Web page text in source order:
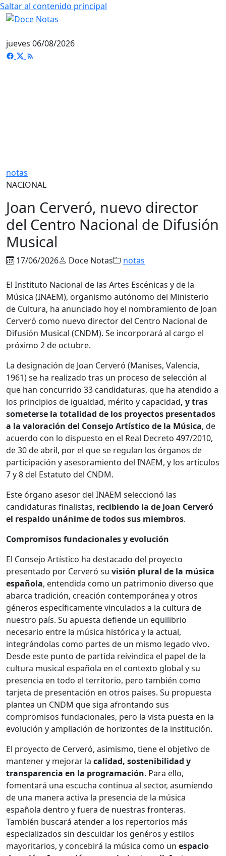
Saltar al contenido principal
jueves 06/08/2026
notas
NACIONAL
Joan Cerveró, nuevo director
del Centro Nacional de Difusión
Musical
17/06/2026 Doce Notas notas
El Instituto Nacional de las Artes Escénicas y de la
Música (INAEM), organismo autónomo del Ministerio
de Cultura, ha anunciado hoy el nombramiento de Joan
Cerveró como nuevo director del Centro Nacional de
Difusión Musical (CNDM). Se incorporará al cargo el
próximo 2 de octubre.
La designación de Joan Cerveró (Manises, Valencia,
1961) se ha realizado tras un proceso de selección al
que han concurrido 33 candidaturas, que ha atendido a
los principios de igualdad, mérito y capacidad, y tras
someterse la totalidad de los proyectos presentados
a la valoración del Consejo Artístico de la Música, de
acuerdo con lo dispuesto en el Real Decreto 497/2010,
de 30 de abril, por el que se regulan los órganos de
participación y asesoramiento del INAEM, y los artículos
7 y 8 del Estatuto del CNDM.
Este órgano asesor del INAEM seleccionó las
candidaturas finalistas, recibiendo la de Joan Cerveró
el respaldo unánime de todos sus miembros.
Compromisos fundacionales y evolución
El Consejo Artístico ha destacado del proyecto
presentado por Cerveró su visión plural de la música
española, entendida como un patrimonio diverso que
abarca tradición, creación contemporánea y otros
géneros específicamente vinculados a la cultura de
nuestro país. Su apuesta defiende un equilibrio
necesario entre la música histórica y la actual,
integrándolas como partes de un mismo legado vivo.
Desde este punto de partida reivindica el papel de la
cultura musical española en el contexto global y su
presencia en todo el territorio, pero también como
tarjeta de presentación en otros países. Su propuesta
plantea un CNDM que siga afrontando sus
compromisos fundacionales, pero la vista puesta en la
evolución y ampliación de horizontes de la institución.
El proyecto de Cerveró, asimismo, tiene el objetivo de
mantener y mejorar la calidad, sostenibilidad y
transparencia en la programación. Para ello,
fomentará una escucha continua al sector, asumiendo
de una manera activa la presencia de la música
española dentro y fuera de nuestras fronteras.
También buscará atender a los repertorios más
especializados sin descuidar los genéros y estilos
mayoritarios, y concebirá la música como un espacio